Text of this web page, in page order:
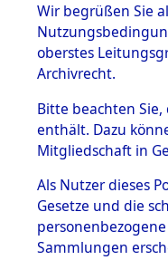
BESTÄNDE
1.
mente
5. Verschiedenes
5.3
Todesmärsche
Wir begrüßen Sie
oberstes
Archivrecht.
Bitte beachten
enthält. Dazu
Mitgliedschaft in
Als Nutzer dieses
Gesetze und die
Sammlungen